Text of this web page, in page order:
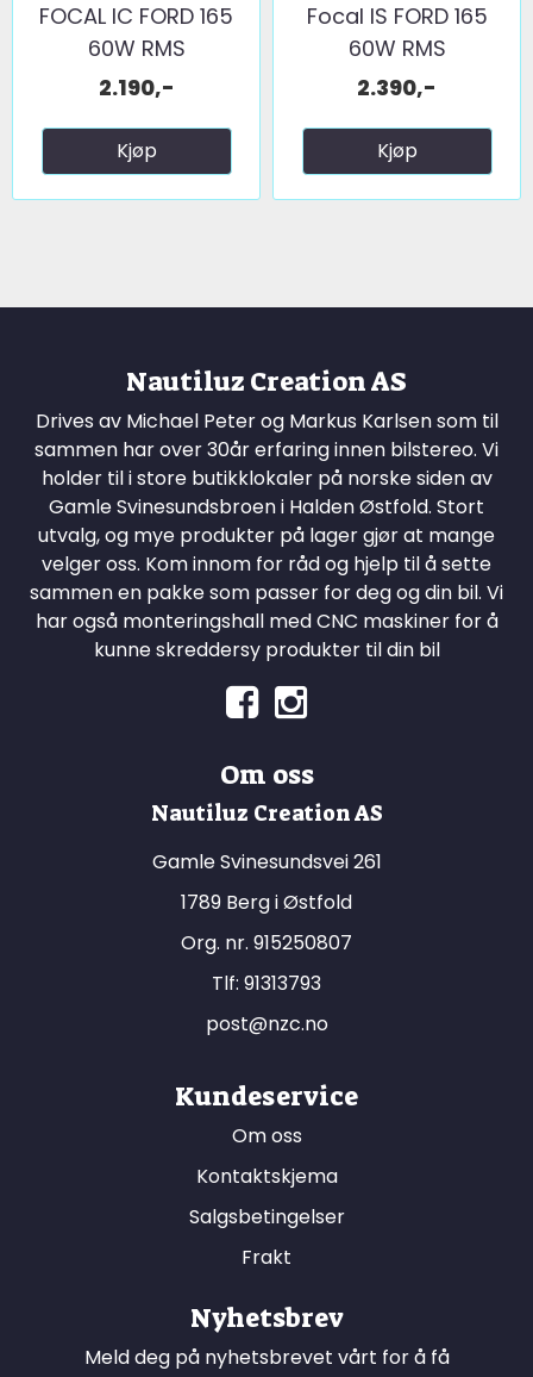
FOCAL IC FORD 165
60W RMS
2.190,-
Kjøp
Focal IS FORD 165
60W RMS
2.390,-
Kjøp
Nautiluz Creation AS
Drives av Michael Peter og Markus Karlsen som til
sammen har over 30år erfaring innen bilstereo. Vi
holder til i store butikklokaler på norske siden av
Gamle Svinesundsbroen i Halden Østfold. Stort
utvalg, og mye produkter på lager gjør at mange
velger oss. Kom innom for råd og hjelp til å sette
sammen en pakke som passer for deg og din bil. Vi
har også monteringshall med CNC maskiner for å
kunne skreddersy produkter til din bil
Om oss
Nautiluz Creation AS
Gamle Svinesundsvei 261
1789 Berg i Østfold
Org. nr. 915250807
Tlf: 91313793
post@nzc.no
Kundeservice
Om oss
Kontaktskjema
Salgsbetingelser
Frakt
Nyhetsbrev
Meld deg på nyhetsbrevet vårt for å få